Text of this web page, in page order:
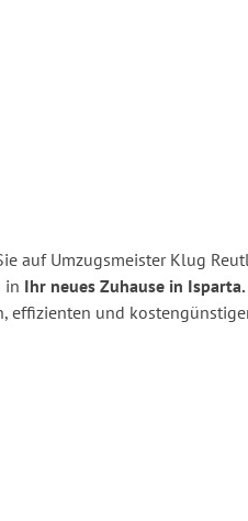
auf Umzugsmeister Klug
in Ihr neues Zuhause in Isparta.
effizienten und